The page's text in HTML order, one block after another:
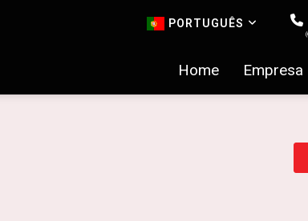
PORTUGUÊS
Home Empresa